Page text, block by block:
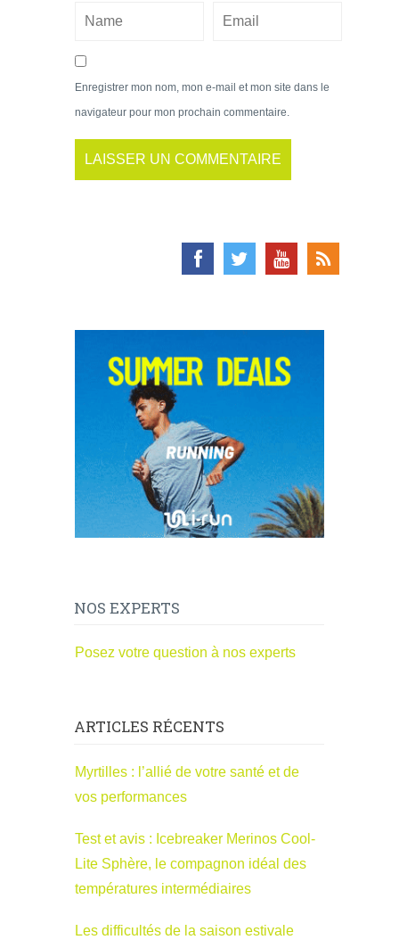
Enregistrer mon nom, mon e-mail et mon site dans le
navigateur pour mon prochain commentaire.
NOS EXPERTS
Posez votre question à nos experts
ARTICLES RÉCENTS
Myrtilles : l’allié de votre santé et de
vos performances
Test et avis : Icebreaker Merinos Cool-
Lite Sphère, le compagnon idéal des
températures intermédiaires
Les difficultés de la saison estivale